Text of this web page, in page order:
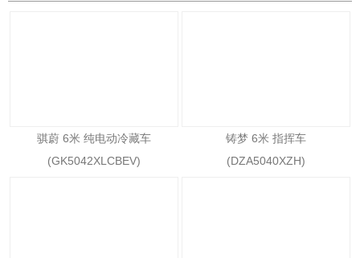
骐蔚 6米 纯电动冷藏车
(GK5042XLCBEV)
铸梦 6米 指挥车
(DZA5040XZH)